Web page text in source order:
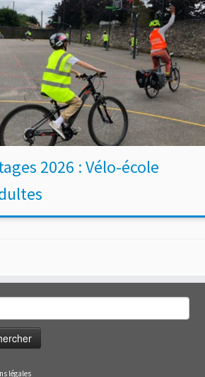
2026 : Vélo-école
légales